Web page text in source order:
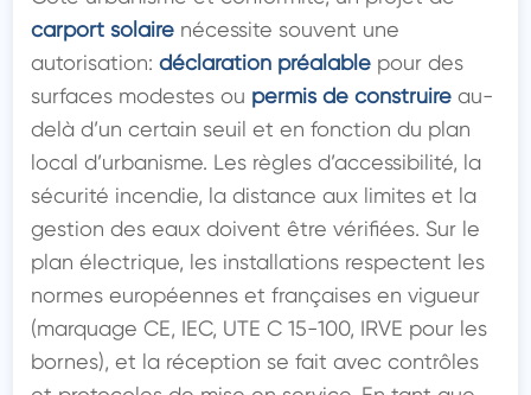
carport solaire nécessite souvent une
autorisation: déclaration préalable pour des
surfaces modestes ou permis de construire au-
delà d’un certain seuil et en fonction du plan
local d’urbanisme. Les règles d’accessibilité, la
sécurité incendie, la distance aux limites et la
gestion des eaux doivent être vérifiées. Sur le
plan électrique, les installations respectent les
normes européennes et françaises en vigueur
(marquage CE, IEC, UTE C 15-100, IRVE pour les
bornes), et la réception se fait avec contrôles